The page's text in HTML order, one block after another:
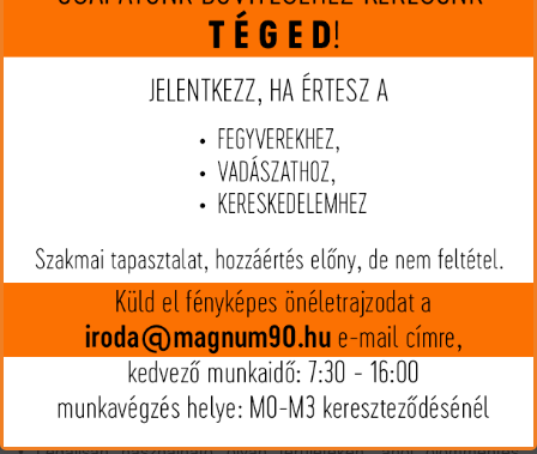
szinte teljes súlymegtartást biztosít a mély behatolás érdekében.
A lövedék rugalmas polimer hegye biztosítja a lehető legjobb
csökkentik a becsapódást követő szennyeződést. Az EuroCopper
ólommentes lőszerrel lehet vadászni. Ideális választás lehet a
közepes és nagyvadak teljes skálájához.
• Monolit rézötvözet konstrukció
• Rendkívül nagy súlymegtartás a mély behatolás érdekében
• Precíziós polimer csúcs a megbízható tágulás érdekében
alacsonytól nagy sebességig
• Tökéletes lövedék rövid és közepes távolságokhoz.
• A golyószáron lévő hornyolás javítja a pontosságot és csökkenti
a szennyeződést